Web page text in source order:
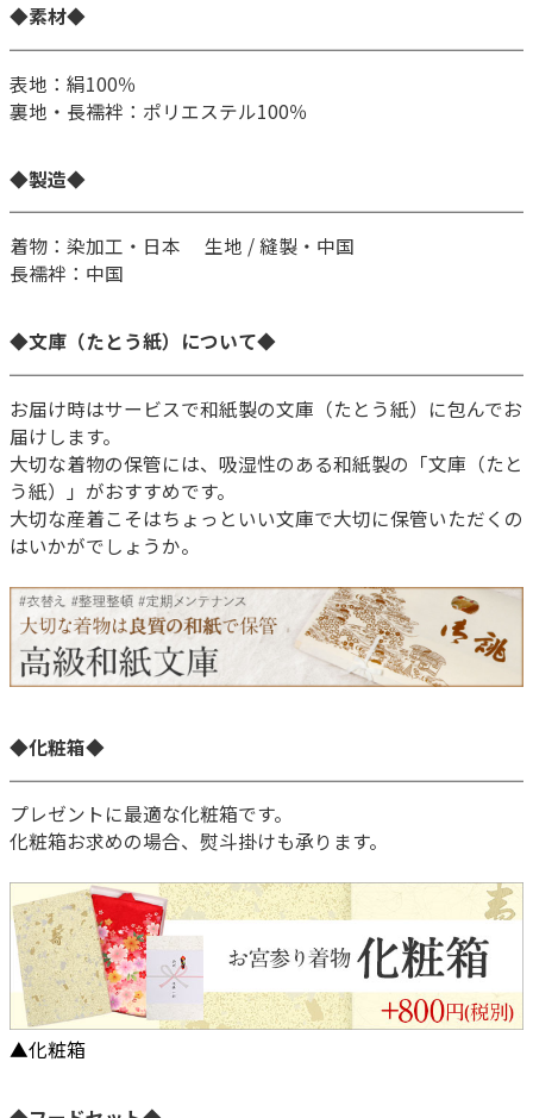
◆素材◆
表地：絹100％
裏地・長襦袢：ポリエステル100％
◆製造◆
着物：染加工・日本 生地 / 縫製・中国
長襦袢：中国
◆文庫（たとう紙）について◆
お届け時はサービスで和紙製の文庫（たとう紙）に包んでお
届けします。
大切な着物の保管には、吸湿性のある和紙製の「文庫（たと
う紙）」がおすすめです。
大切な産着こそはちょっといい文庫で大切に保管いただくの
はいかがでしょうか。
◆化粧箱◆
プレゼントに最適な化粧箱です。
化粧箱お求めの場合、熨斗掛けも承ります。
▲化粧箱